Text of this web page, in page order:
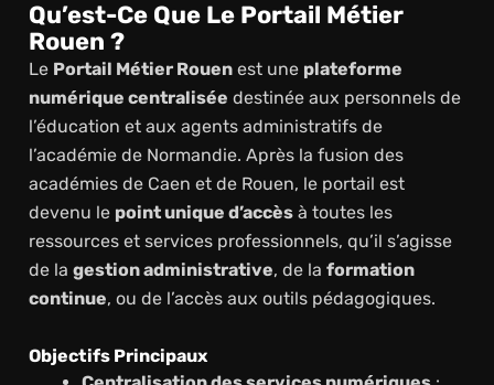
Qu’est-Ce Que Le Portail Métier
Rouen ?
Le Portail Métier Rouenest une plateforme
numérique centralisée destinée aux personnels de
l’éducation et aux agents administratifs de
l’académie de Normandie. Après la fusion des
académies de Caen et de Rouen, le portail est
devenu le point unique d’accèsà toutes les
ressources et services professionnels, qu’il s’agisse
de la gestion administrative, de la formation
continue, ou de l’accès aux outils pédagogiques.
Objectifs Principaux